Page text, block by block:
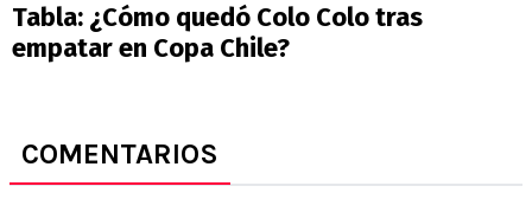
Tabla: ¿Cómo quedó Colo Colo tras
empatar en Copa Chile?
COMENTARIOS